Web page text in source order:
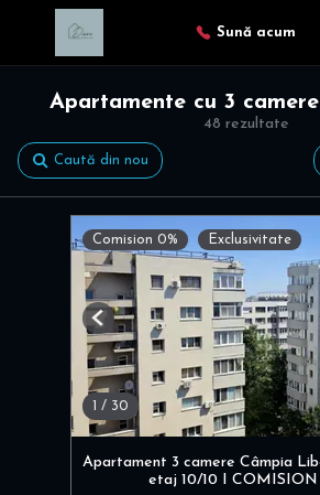
Sună acum
48 rezultate
Apartamente cu 3
Caută din nou
Comision 0% Exclusivitate
1 / 30
Previous
Apartament 3 camere Câmpia
etaj 10/10 I COMISION